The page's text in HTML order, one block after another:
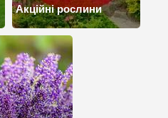
Акційні рослини